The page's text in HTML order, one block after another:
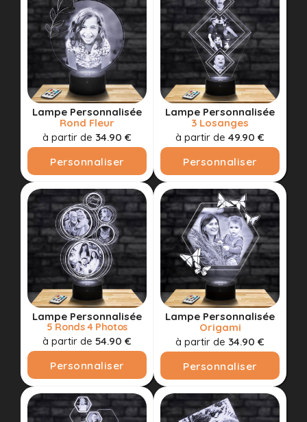
Lampe Personnalisée
Rond Fleur
à partir de 34.90 €
Personnaliser
Lampe Personnalisée
3 Losanges
à partir de 49.90 €
Personnaliser
Lampe Personnalisée
5 Ronds 4 Photos
à partir de 54.90 €
Personnaliser
Lampe Personnalisée
Origami
à partir de 34.90 €
Personnaliser